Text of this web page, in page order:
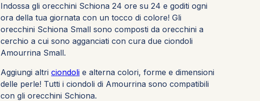
Indossa gli orecchini Schiona 24 ore su 24 e goditi ogni
ora della tua giornata con un tocco di colore! Gli
orecchini Schiona Small sono composti da orecchini a
cerchio a cui sono agganciati con cura due ciondoli
Amourrina Small.
Aggiungi altri ciondoli e alterna colori, forme e dimensioni
delle perle! Tutti i ciondoli di Amourrina sono compatibili
con gli orecchini Schiona.